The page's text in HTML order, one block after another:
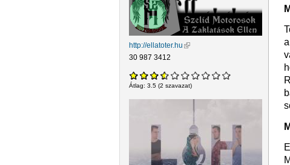
http://ellatoter.hu (külső hivatkozás)
30 987 3412
Átlag: 3.5 (2 szavazat)